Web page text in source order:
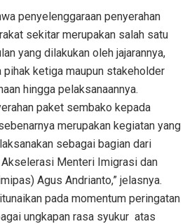
penyelenggaraan penyerahan
sekitar merupakan salah satu
yang dilakukan oleh jajarannya,
pihak ketiga maupun stakeholder
hingga pelaksanaannya.
paket sembako kepada
merupakan kegiatan yang
sebagai bagian dari
Menteri Imigrasi dan
Agus Andrianto,” jelasnya.
pada momentum peringatan
ungkapan rasa syukur atas